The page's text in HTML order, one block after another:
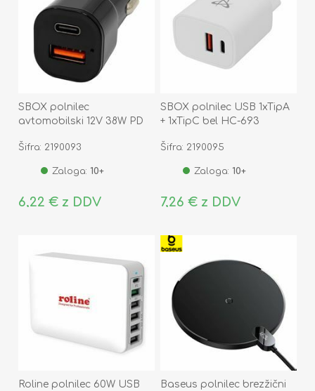
SBOX polnilec
avtomobilski 12V 38W PD
Šifra: 2190093
Zaloga: 10+
6,22 € z DDV
SBOX polnilec USB 1xTipA
+ 1xTipC bel HC-693
Šifra: 2190095
Zaloga: 10+
7,26 € z DDV
Roline polnilec 60W USB
Baseus polnilec brezžični